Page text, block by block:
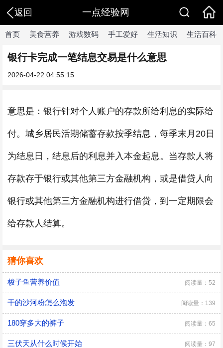
返回 一点经验网
首页 美食营养 游戏数码 手工爱好 生活知识 生活百科
银行卡完成一笔结息交易是什么意思
2026-04-22 04:55:15
意思是：银行针对个人账户的存款所给利息的实际给
付。城乡居民活期储蓄存款按季结息，每季末月20日
为结息日，结息后的利息并入本金起息。当存款人将
存款存于银行或其他第三方金融机构，或是借贷人向
银行或其他第三方金融机构进行借贷，到一定期限会
给存款人结算。
猜你喜欢
梭子鱼营养价值 阅读量：52
干的沙河粉怎么泡发 阅读量：139
180穿多大的裤子 阅读量：65
三伏天从什么时候开始 阅读量：97